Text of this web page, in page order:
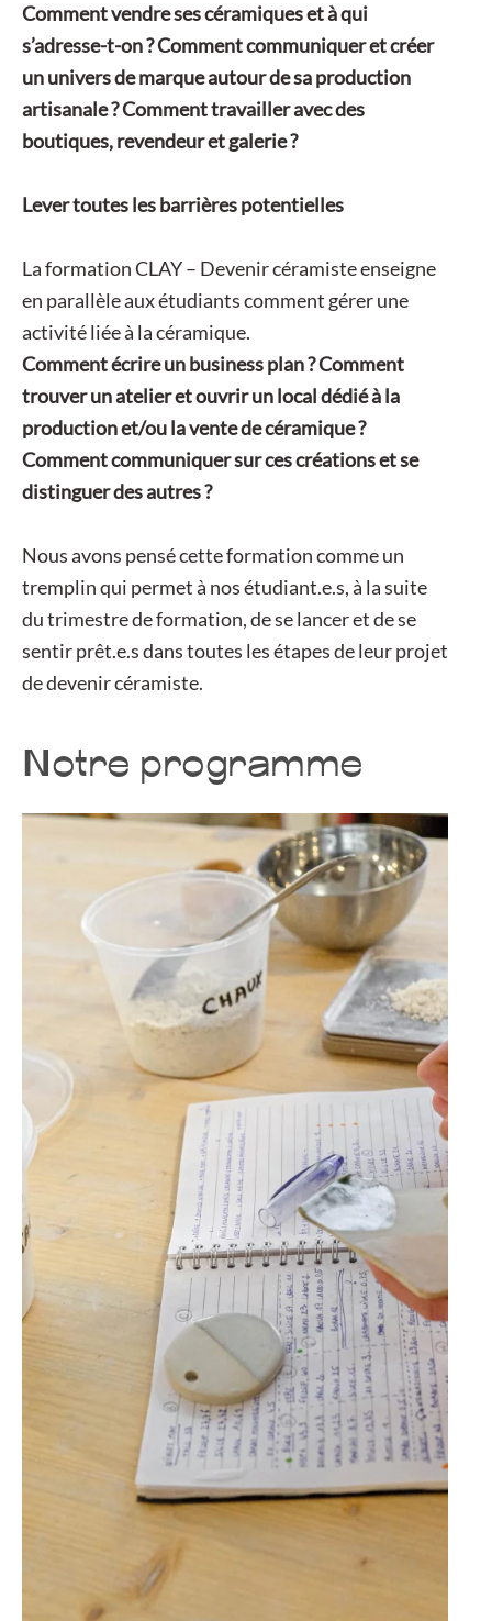
Comment vendre ses céramiques et à qui
s’adresse-t-on ? Comment communiquer et créer
un univers de marque autour de sa production
artisanale ? Comment travailler avec des
boutiques, revendeur et galerie ?
Lever toutes les barrières potentielles
La formation CLAY – Devenir céramisteenseigne
en parallèle aux étudiants comment gérer une
activité liée à la céramique.
Comment écrire un business plan ? Comment
trouver un atelier et ouvrir un local dédié à la
production et/ou la vente de céramique ?
Comment communiquer sur ces créations et se
distinguer des autres ?
Nous avons pensé cette formation comme un
tremplin qui permet à nos étudiant.e.s, à la suite
du trimestre de formation, de se lancer et de se
sentir prêt.e.s dans toutes les étapes de leur projet
de devenir céramiste.
Notre programme